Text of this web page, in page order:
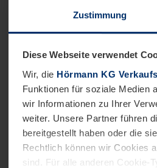
Zustimmung
Diese Webseite verwendet
Wir, die Hörmann KG
Funktionen für soziale Medien
wir Informationen zu Ihrer
weiter. Unsere Partner führen
bereitgestellt haben oder die
Rechtlich können wir Cookies
sind. Für alle anderen Cookie-